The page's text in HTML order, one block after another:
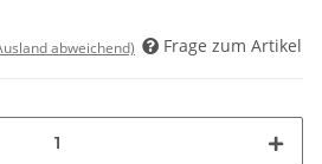
abweichend) Frage zum Artikel